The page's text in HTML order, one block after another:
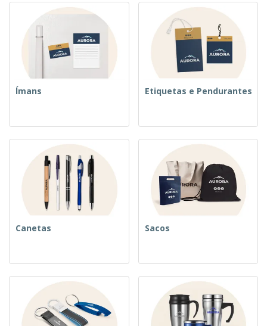
Ímans Etiquetas e Pendurantes
Canetas Sacos